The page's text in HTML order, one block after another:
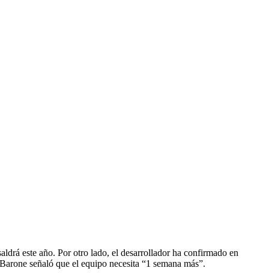
este año. Por otro lado, el desarrollador ha confirmado en
señaló que el equipo necesita “1 semana más”.